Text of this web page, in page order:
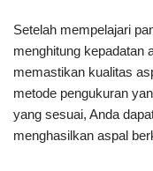
Setelah mempelajari
menghitung kepadatan
memastikan kualitas
metode pengukuran
yang sesuai, Anda
menghasilkan aspal